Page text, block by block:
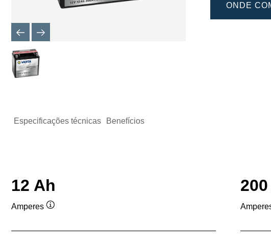
ONDE
Especificações técnicas Benefícios
12 Ah
Amperes
ferramenta